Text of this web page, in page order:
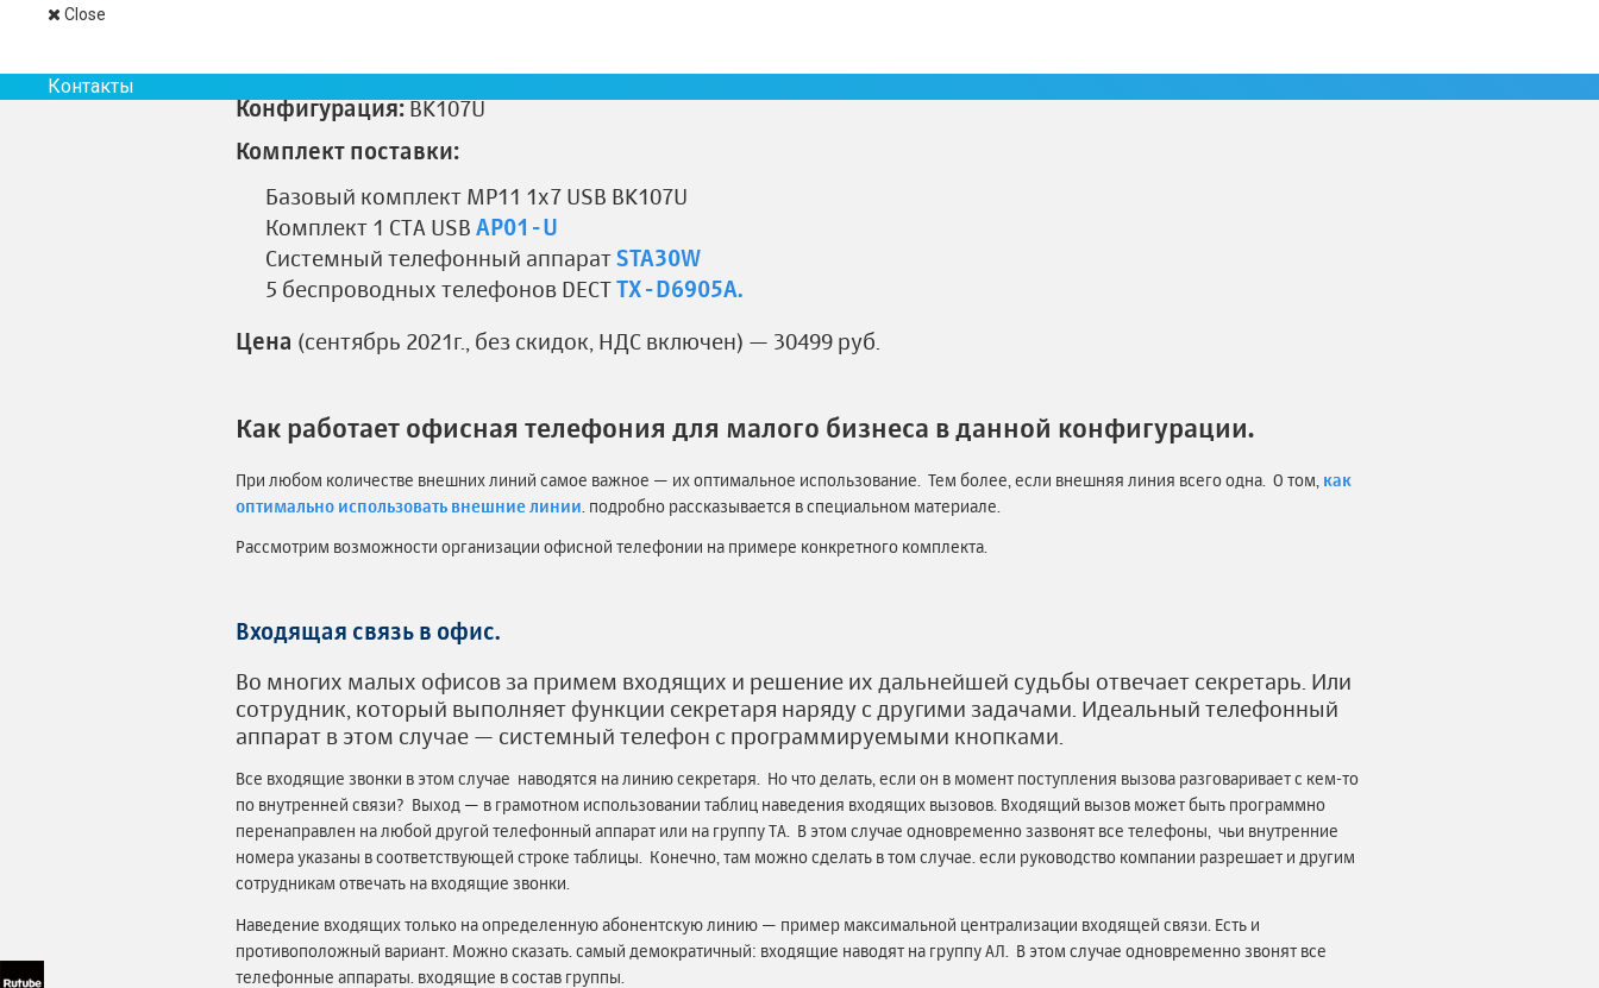
Close
Контакты
Модель: мини АТС малой емкостиМАКСИКОМ MP11.
Конфигурация:BK107U
Комплект поставки:
Базовый комплект MP11 1х7 USB BK107U
Комплект 1 СТА USB AP01-U
Системный телефонный аппаратSTA30W
5 беспроводных телефонов DECTTX-D6905A.
Цена (сентябрь 2021г., без скидок, НДС включен) — 30499 руб.
Как работает офисная телефония для малого бизнеса в данной конфигурации.
При любом количестве внешних линий самое важное — их оптимальное использование. Тем более, если внешняя линия всего одна. О том, как
оптимально использовать внешние линии . подробно рассказывается в специальном материале.
Рассмотрим возможности организации офисной телефонии на примере конкретного комплекта.
Входящая связь в офис.
Во многих малых офисов за примем входящих и решение их дальнейшей судьбы отвечает секретарь. Или
сотрудник, который выполняет функции секретаря наряду с другими задачами. Идеальный телефонный
аппарат в этом случае — системный телефон с программируемыми кнопками.
Все входящие звонки в этом случае наводятся на линию секретаря. Но что делать, если он в момент поступления вызова разговаривает с кем-то
по внутренней связи? Выход — в грамотном использовании таблиц наведения входящих вызовов. Входящий вызов может быть программно
перенаправлен на любой другой телефонный аппарат или на группу ТА. В этом случае одновременно зазвонят все телефоны, чьи внутренние
номера указаны в соответствующей строке таблицы. Конечно, там можно сделать в том случае. если руководство компании разрешает и другим
сотрудникам отвечать на входящие звонки.
Наведение входящих только на определенную абонентскую линию — пример максимальной централизации входящей связи. Есть и
противоположный вариант. Можно сказать. самый демократичный: входящие наводят на группу АЛ. В этом случае одновременно звонят все
телефонные аппараты. входящие в состав группы.